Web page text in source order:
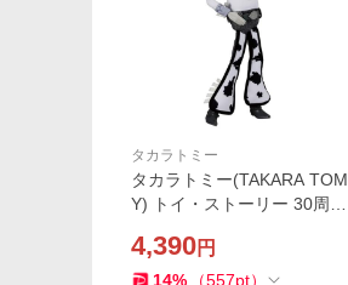
タカラトミー
タカラトミー(TAKARA TOM
Y) トイ・ストーリー 30周年
ギュア ジェシー ウッディの
ラウンドアップ ver.
4,390円
14% （557pt）